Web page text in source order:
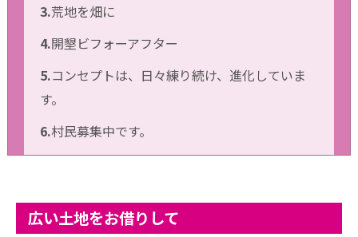
3.荒地を畑に
4.開墾ビフォーアフター
5.コンセプトは、日々練り続け、進化していま
す。
6.村民募集中です。
広い土地をお借りして